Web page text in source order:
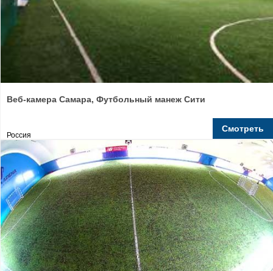
Веб-камера Самара, Футбольный манеж Сити
Россия
Смотреть